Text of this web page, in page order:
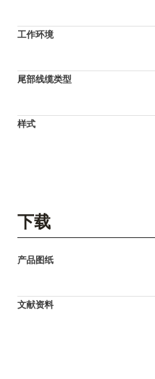
工作环境
尾部线缆类型
样式
下载
产品图纸
文献资料